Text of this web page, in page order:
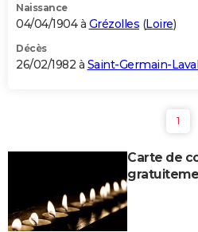
Naissance
04/04/1904 à Grézolles (Loire)
Décès
26/02/1982 à Saint-Germain-Laval
1
Carte de